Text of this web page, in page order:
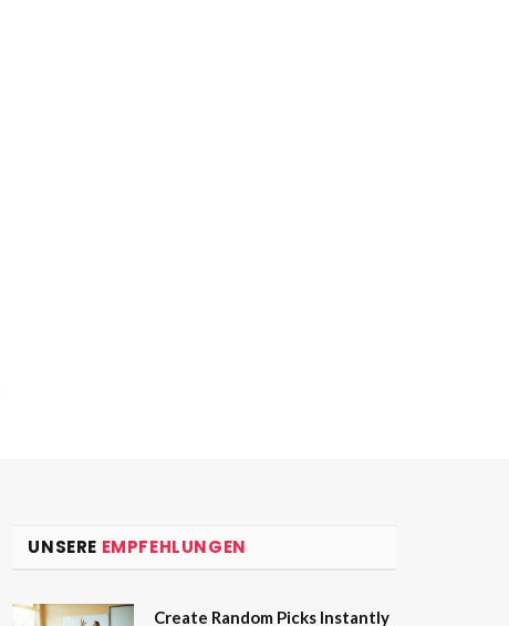
UNSERE EMPFEHLUNGEN
Create Random Picks Instantly